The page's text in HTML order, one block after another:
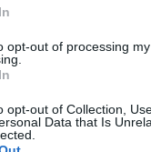
opt-out of processing
opt-out of Collection,
Data that Is
és
sokféleség